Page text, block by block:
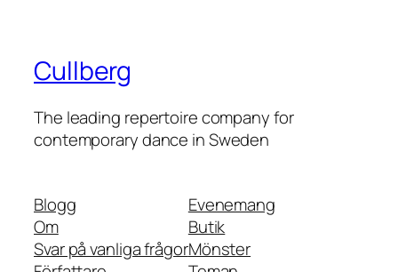
Cullberg
The leading repertoire company for
contemporary dance in Sweden
Blogg
Om
Svar på vanliga frågor
Evenemang
Butik
Mönster